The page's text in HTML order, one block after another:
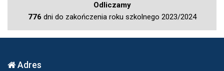
Odliczamy
776 dni do zakończenia roku szkolnego 2023/2024
Adres